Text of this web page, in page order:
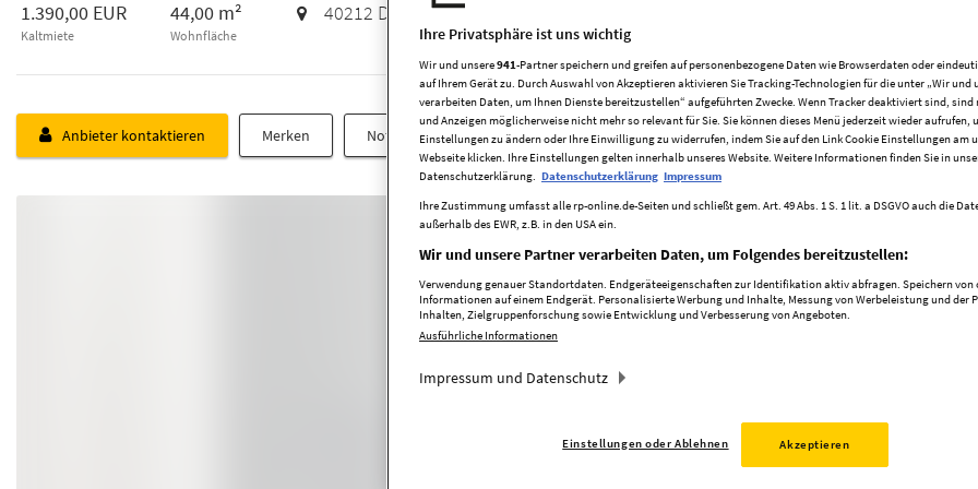
1.390,00 EUR
Kaltmiete
44,00 m²
Wohnfläche
40212 Düsseldorf
Anbieter kontaktieren Merken Notiz schreiben
Ihre Privatsphäre ist uns wichtig
Wir und unsere941-Partner speichern und greifen auf personenbezogene Daten wie Browserdaten oder
auf Ihrem Gerät zu. Durch Auswahl von Akzeptieren aktivieren Sie Tracking-Technologien für die unter „Wir und
verarbeiten Daten, um Ihnen Dienste bereitzustellen“ aufgeführten Zwecke. Wenn Tracker deaktiviert sind,
und Anzeigen möglicherweise nicht mehr so relevant für Sie. Sie können dieses Menü jederzeit wieder aufrufen,
Einstellungen zu ändern oder Ihre Einwilligung zu widerrufen, indem Sie auf den Link Cookie Einstellungen am
Webseite klicken. Ihre Einstellungen gelten innerhalb unseres Website. Weitere Informationen finden Sie in
Datenschutzerklärung. Datenschutzerklärung Impressum
Ihre Zustimmung umfasst alle rp-online.de-Seiten und schließt gem. Art. 49 Abs. 1 S. 1 lit. a DSGVO auch die
außerhalb des EWR, z.B. in den USA ein.
Wir und unsere Partner verarbeiten Daten, um Folgendes bereitzustellen:
Verwendung genauer Standortdaten. Endgeräteeigenschaften zur Identifikation aktiv abfragen. Speichern von
Informationen auf einem Endgerät. Personalisierte Werbung und Inhalte, Messung von Werbeleistung und der
Inhalten, Zielgruppenforschung sowie Entwicklung und Verbesserung von Angeboten.
Ausführliche Informationen
Impressum und Datenschutz
Einstellungen oder Ablehnen Akzeptieren